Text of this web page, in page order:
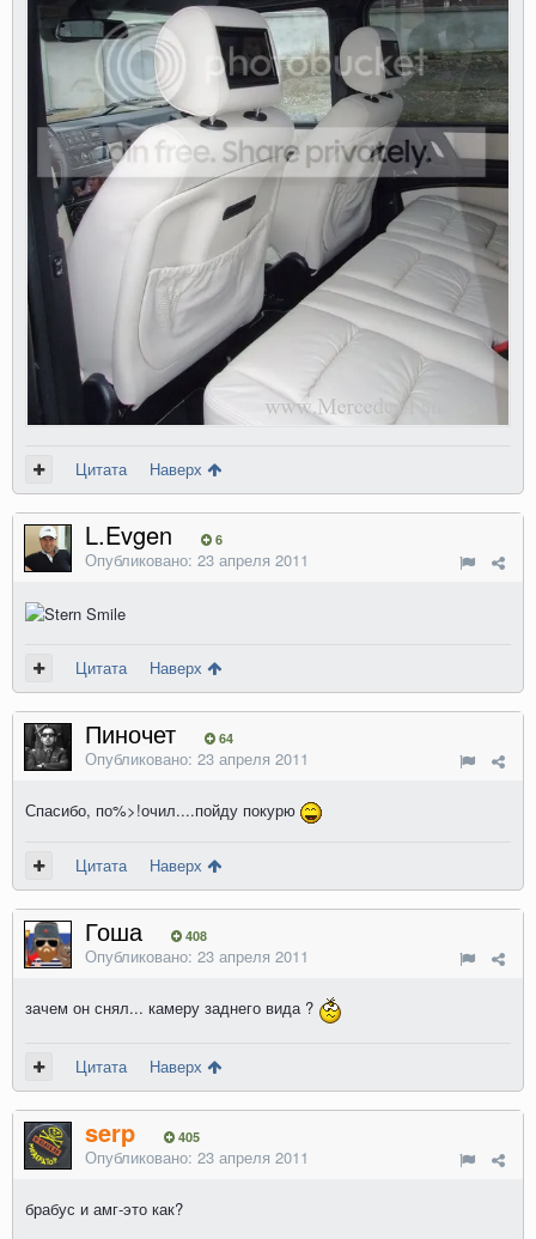
Цитата Наверх
L.Evgen 6
Опубликовано: 23 апреля 2011
Цитата Наверх
Пиночет 64
Опубликовано: 23 апреля 2011
Спасибо, по%>!очил....пойду покурю
Цитата Наверх
Гоша 408
Опубликовано: 23 апреля 2011
зачем он снял... камеру заднего вида ?
Цитата Наверх
serp 405
Опубликовано: 23 апреля 2011
брабус и амг-это как?